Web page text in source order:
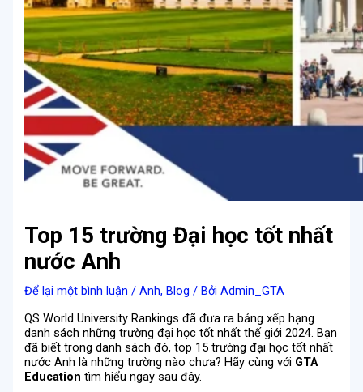
Top 15 trường Đại học tốt nhất
nước Anh
Để lại một bình luận /Anh,Blog / BởiAdmin_GTA
QS World University Rankings đã đưa ra bảng xếp hạng
danh sách những trường đại học tốt nhất thế giới 2024. Bạn
đã biết trong danh sách đó, top 15 trường đại học tốt nhất
nước Anh là những trường nào chưa? Hãy cùng với GTA
Education tìm hiểu ngay sau đây.